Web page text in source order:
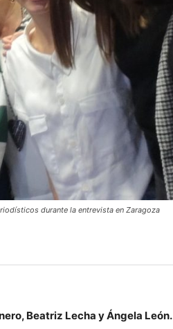
durante la entrevista en Zaragoza
Beatriz Lecha y Ángela León.